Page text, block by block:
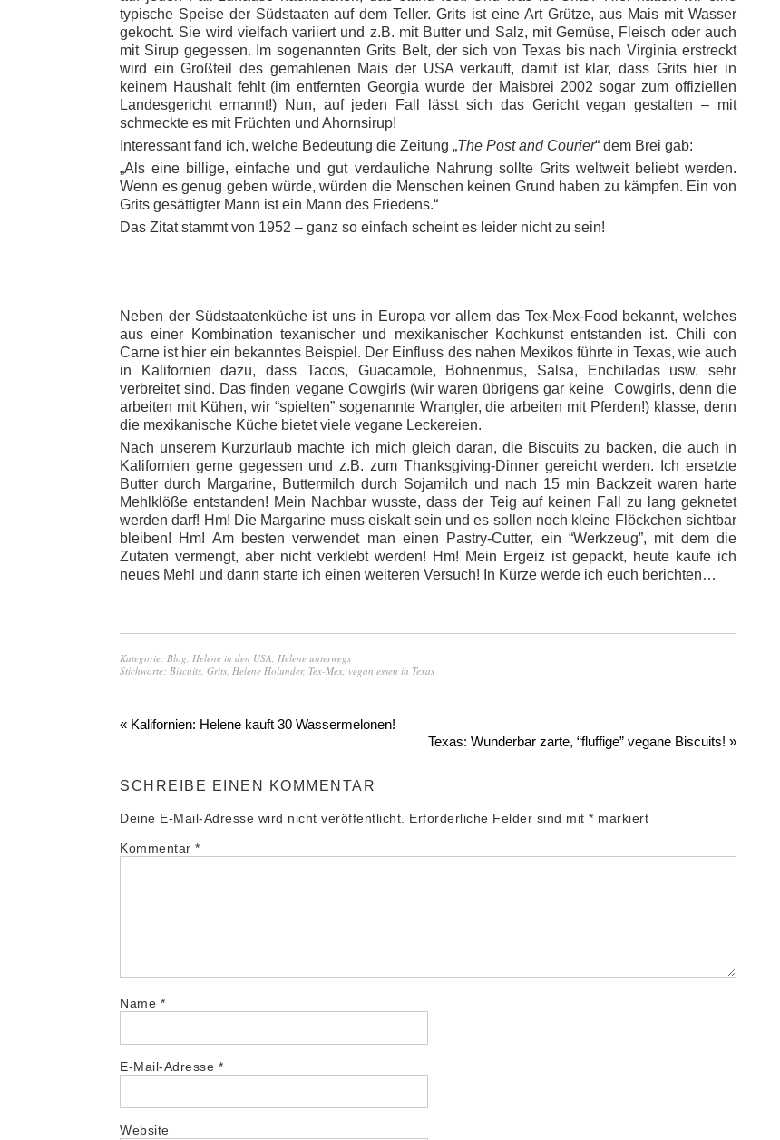
typische Speise der Südstaaten auf dem Teller. Grits ist eine Art Grütze, aus Mais mit Wasser
gekocht. Sie wird vielfach variiert und z.B. mit Butter und Salz, mit Gemüse, Fleisch oder auch
mit Sirup gegessen. Im sogenannten Grits Belt, der sich von Texas bis nach Virginia erstreckt
wird ein Großteil des gemahlenen Mais der USA verkauft, damit ist klar, dass Grits hier in
keinem Haushalt fehlt (im entfernten Georgia wurde der Maisbrei 2002 sogar zum offiziellen
Landesgericht ernannt!) Nun, auf jeden Fall lässt sich das Gericht vegan gestalten – mit
schmeckte es mit Früchten und Ahornsirup!
Interessant fand ich, welche Bedeutung die Zeitung „The Post and Courier“ dem Brei gab:
„Als eine billige, einfache und gut verdauliche Nahrung sollte Grits weltweit beliebt werden.
Wenn es genug geben würde, würden die Menschen keinen Grund haben zu kämpfen. Ein von
Grits gesättigter Mann ist ein Mann des Friedens.“
Das Zitat stammt von 1952 – ganz so einfach scheint es leider nicht zu sein!
Neben der Südstaatenküche ist uns in Europa vor allem das Tex-Mex-Food bekannt, welches
aus einer Kombination texanischer und mexikanischer Kochkunst entstanden ist. Chili con
Carne ist hier ein bekanntes Beispiel. Der Einfluss des nahen Mexikos führte in Texas, wie auch
in Kalifornien dazu, dass Tacos, Guacamole, Bohnenmus, Salsa, Enchiladas usw. sehr
verbreitet sind. Das finden vegane Cowgirls (wir waren übrigens gar keine Cowgirls, denn die
arbeiten mit Kühen, wir “spielten” sogenannte Wrangler, die arbeiten mit Pferden!) klasse, denn
die mexikanische Küche bietet viele vegane Leckereien.
Nach unserem Kurzurlaub machte ich mich gleich daran, die Biscuits zu backen, die auch in
Kalifornien gerne gegessen und z.B. zum Thanksgiving-Dinner gereicht werden. Ich ersetzte
Butter durch Margarine, Buttermilch durch Sojamilch und nach 15 min Backzeit waren harte
Mehlklöße entstanden! Mein Nachbar wusste, dass der Teig auf keinen Fall zu lang geknetet
werden darf! Hm! Die Margarine muss eiskalt sein und es sollen noch kleine Flöckchen sichtbar
bleiben! Hm! Am besten verwendet man einen Pastry-Cutter, ein “Werkzeug”, mit dem die
Zutaten vermengt, aber nicht verklebt werden! Hm! Mein Ergeiz ist gepackt, heute kaufe ich
neues Mehl und dann starte ich einen weiteren Versuch! In Kürze werde ich euch berichten…
Kategorie: Blog, Helene in den USA, Helene unterwegs
Stichworte: Biscuits, Grits, Helene Holunder, Tex-Mex, vegan essen in Texas
« Kalifornien: Helene kauft 30 Wassermelonen!
Texas: Wunderbar zarte, “fluffige” vegane Biscuits! »
SCHREIBE EINEN KOMMENTAR
Deine E-Mail-Adresse wird nicht veröffentlicht. Erforderliche Felder sind mit * markiert
Kommentar *
Name *
E-Mail-Adresse *
Website